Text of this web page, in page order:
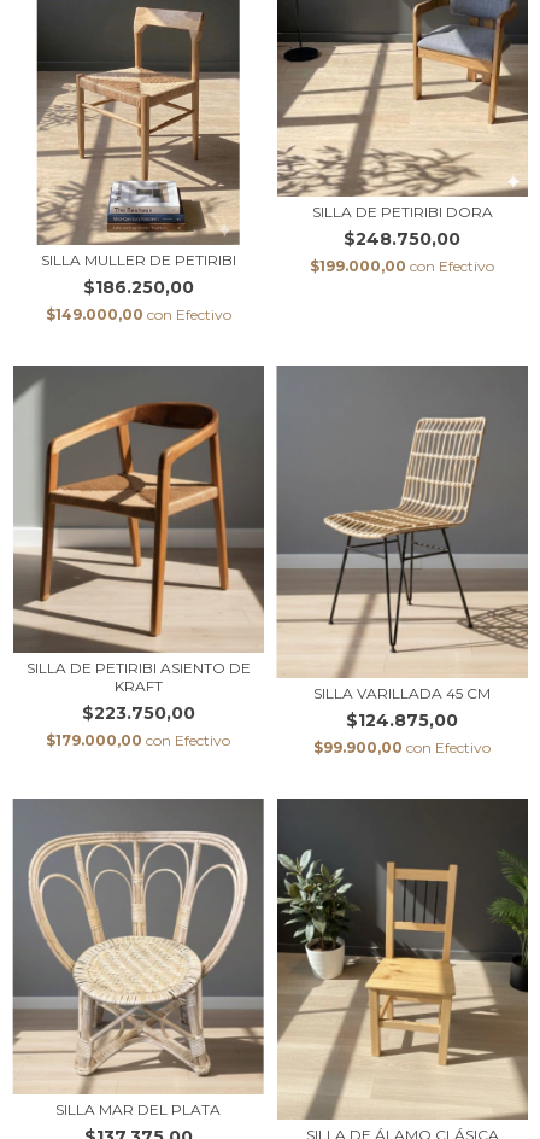
SILLA MULLER DE PETIRIBI
$186.250,00
$149.000,00 con Efectivo
SILLA DE PETIRIBI DORA
$248.750,00
$199.000,00 con Efectivo
SILLA DE PETIRIBI ASIENTO DE
KRAFT
$223.750,00
$179.000,00 con Efectivo
SILLA VARILLADA 45 CM
$124.875,00
$99.900,00 con Efectivo
SILLA MAR DEL PLATA
SILLA DE ÁLAMO CLÁSICA